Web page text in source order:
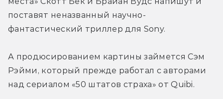
поставят неназванный научно-
фантастический триллер для Sony.
А продюсированием картины займется Сэм
Рэйми, который прежде работал с авторами
над сериалом «50 штатов страха» от Quibi.